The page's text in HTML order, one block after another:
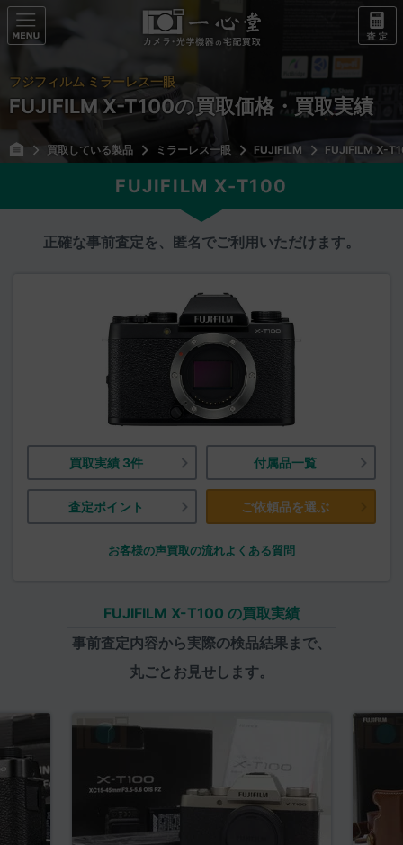
フジフィルム ミラーレス一眼
FUJIFILM X-T100の買取価格・買取実績
買取している製品 ミラーレス一眼 FUJIFILM FUJIFILM X-
FUJIFILM X-T100
正確な事前査定を、匿名でご利用いただけます。
買取実績 3件 付属品一覧
査定ポイント ご依頼品を選ぶ
お客様の声買取の流れよくある質問
FUJIFILM X-T100 の買取実績
事前査定内容から実際の検品結果まで、
丸ごとお見せします。